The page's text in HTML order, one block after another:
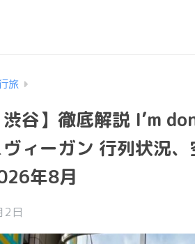
旅
渋谷】徹底解説 I’m
ィーガン 行列状況
年8月
2日